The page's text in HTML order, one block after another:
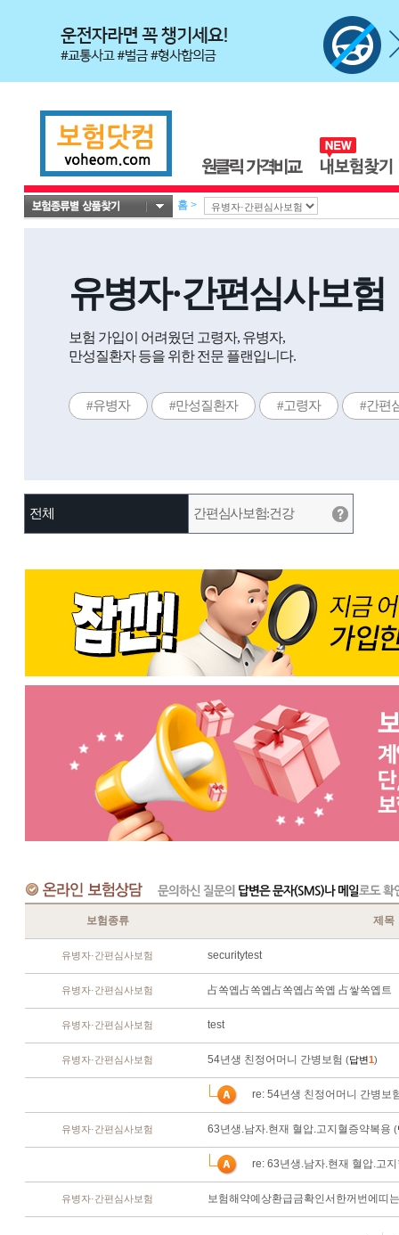
홈 >
유병자·간편심사보험
보험 가입이 어려웠던 고령자, 유병자,
만성질환자 등을 위한 전문 플랜입니다.
#유병자 #만성질환자 #고령자 #간편
전체 간편심사보험:건강